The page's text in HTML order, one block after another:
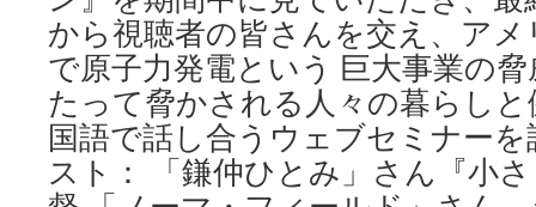
から視聴者の皆さんを交え、ア
で原子力発電という 巨大事業の
たって脅かされる人々の暮らし
国語で話し合うウェブセミナー
スト： 「鎌仲ひとみ」さん『小